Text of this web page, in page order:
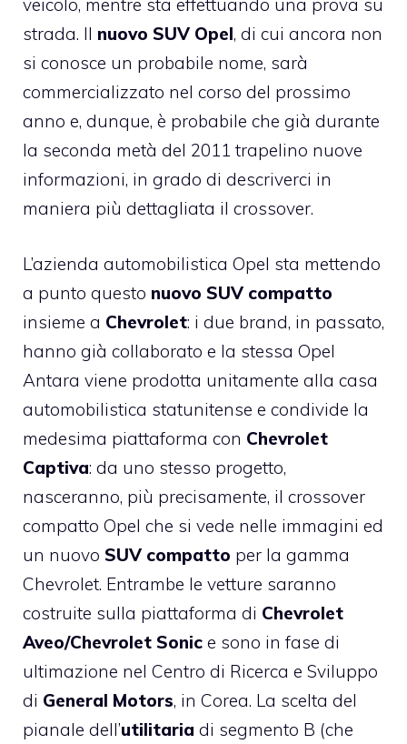
veicolo, mentre sta effettuando una prova su
strada. Il nuovo SUV Opel, di cui ancora non
si conosce un probabile nome, sarà
commercializzato nel corso del prossimo
anno e, dunque, è probabile che già durante
la seconda metà del 2011 trapelino nuove
informazioni, in grado di descriverci in
maniera più dettagliata il crossover.
L’azienda automobilistica Opel sta mettendo
a punto questo nuovo SUV compatto
insieme a Chevrolet: i due brand, in passato,
hanno già collaborato e la stessa Opel
Antara viene prodotta unitamente alla casa
automobilistica statunitense e condivide la
medesima piattaforma con Chevrolet
Captiva: da uno stesso progetto,
nasceranno, più precisamente, il crossover
compatto Opel che si vede nelle immagini ed
un nuovo SUV compatto per la gamma
Chevrolet. Entrambe le vetture saranno
costruite sulla piattaforma di Chevrolet
Aveo/Chevrolet Sonic e sono in fase di
ultimazione nel Centro di Ricerca e Sviluppo
di General Motors, in Corea. La scelta del
pianale dell’utilitaria di segmento B (che